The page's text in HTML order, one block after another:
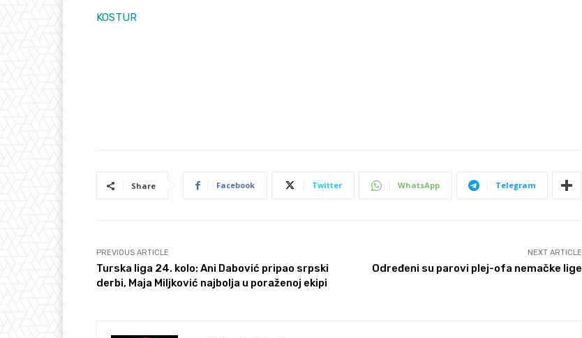
KOSTUR
Share Facebook Twitter WhatsApp Telegram
PREVIOUS ARTICLE
Turska liga 24. kolo: Ani Dabović pripao srpski
derbi, Maja Miljković najbolja u poraženoj ekipi
NEXT ARTICLE
Određeni su parovi plej-ofa nemačke lige